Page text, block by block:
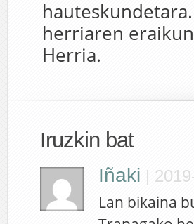
herriaren
Herria.
Iruzkin bat
Iñaki |
Lan bikaina